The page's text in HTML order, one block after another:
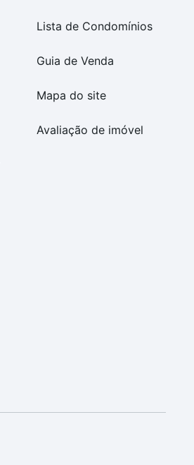
Lista de Condomínios
Guia de Venda
Mapa do site
Avaliação de imóvel